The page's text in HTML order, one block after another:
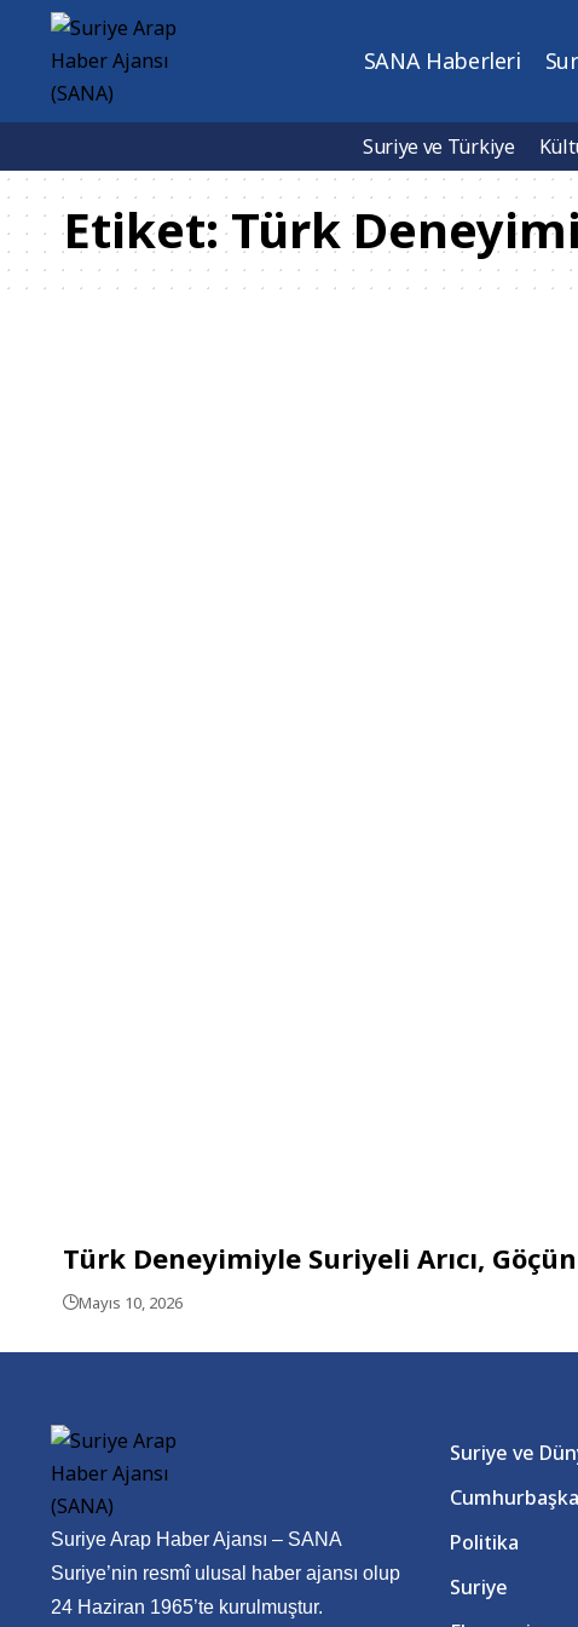
SANA Haberleri
Suriye ve Türkiye
Etiket:Türk Deneyimi
Türk Deneyimiyle Suriyeli Arıcı,
Mayıs 10, 2026
Suriye Arap Haber Ajansı – SANA
Suriye’nin resmî ulusal haber ajansı olup
24 Haziran 1965’te kurulmuştur.
Suriye ve
Politika
Suriye